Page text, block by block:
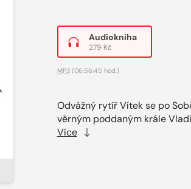
Audiokniha
279 Kč
MP3(06:56:45 hod.)
Odvážný rytíř Vítek se po
věrným poddaným krále
Více